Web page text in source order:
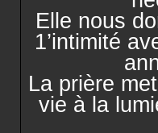
Elle nous
1’intimité
La prière
vie à la